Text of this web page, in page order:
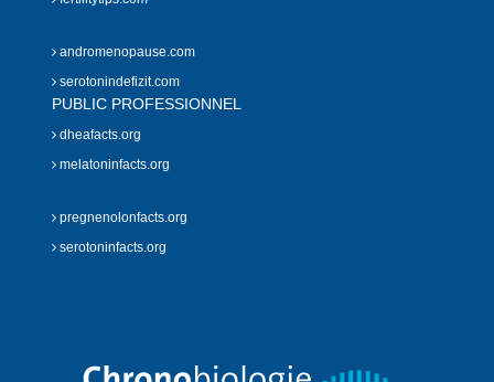
andromenopause.com
serotonindefizit.com
PUBLIC PROFESSIONNEL
dheafacts.org
melatoninfacts.org
pregnenolonfacts.org
serotoninfacts.org